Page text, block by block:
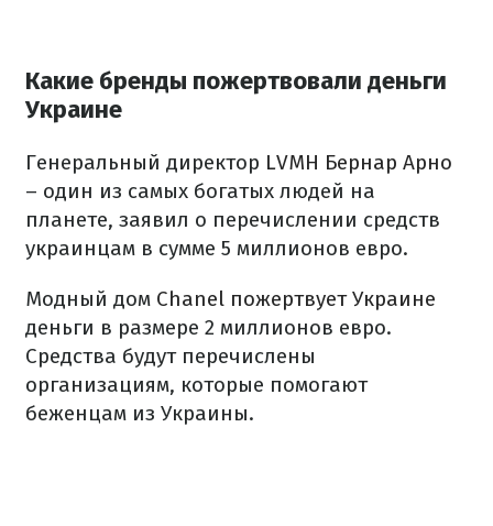
Какие бренды пожертвовали деньги
Украине
Генеральный директор LVMH Бернар Арно
– один из самых богатых людей на
планете, заявил о перечислении средств
украинцам в сумме 5 миллионов евро.
Модный дом Chanel пожертвует Украине
деньги в размере 2 миллионов евро.
Средства будут перечислены
организациям, которые помогают
беженцам из Украины.